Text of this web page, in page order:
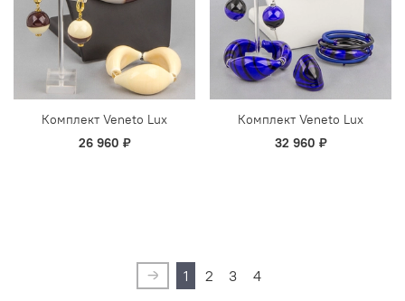
Комплект Veneto Lux
26 960 ₽
Комплект Veneto Lux
32 960 ₽
1 2 3 4